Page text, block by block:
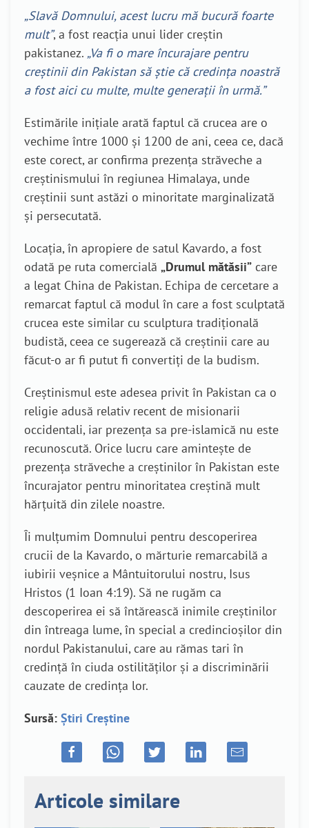
„Slavă Domnului, acest lucru mă bucură foarte
mult”, a fost reacția unui lider creștin
pakistanez. „Va fi o mare încurajare pentru
creștinii din Pakistan să știe că credința noastră
a fost aici cu multe, multe generații în urmă.”
Estimările inițiale arată faptul că crucea are o
vechime între 1000 și 1200 de ani, ceea ce, dacă
este corect, ar confirma prezența străveche a
creștinismului în regiunea Himalaya, unde
creștinii sunt astăzi o minoritate marginalizată
și persecutată.
Locația, în apropiere de satul Kavardo, a fost
odată pe ruta comercială „Drumul mătăsii” care
a legat China de Pakistan. Echipa de cercetare a
remarcat faptul că modul în care a fost sculptată
crucea este similar cu sculptura tradițională
budistă, ceea ce sugerează că creștinii care au
făcut-o ar fi putut fi convertiți de la budism.
Creștinismul este adesea privit în Pakistan ca o
religie adusă relativ recent de misionarii
occidentali, iar prezența sa pre-islamică nu este
recunoscută. Orice lucru care amintește de
prezența străveche a creștinilor în Pakistan este
încurajator pentru minoritatea creștină mult
hărțuită din zilele noastre.
Îi mulțumim Domnului pentru descoperirea
crucii de la Kavardo, o mărturie remarcabilă a
iubirii veșnice a Mântuitorului nostru, Isus
Hristos (1 Ioan 4:19). Să ne rugăm ca
descoperirea ei să întărească inimile creștinilor
din întreaga lume, în special a credincioșilor din
nordul Pakistanului, care au rămas tari în
credință în ciuda ostilităților și a discriminării
cauzate de credința lor.
Sursă: Știri Creștine
Articole similare